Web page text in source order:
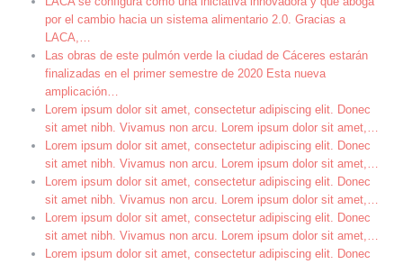
por el cambio hacia un sistema alimentario 2.0. Gracias a
LACA,…
Las obras de este pulmón verde la ciudad de Cáceres estarán
finalizadas en el primer semestre de 2020 Esta nueva
amplicación…
Lorem ipsum dolor sit amet, consectetur adipiscing elit. Donec
sit amet nibh. Vivamus non arcu. Lorem ipsum dolor sit amet,…
Lorem ipsum dolor sit amet, consectetur adipiscing elit. Donec
sit amet nibh. Vivamus non arcu. Lorem ipsum dolor sit amet,…
Lorem ipsum dolor sit amet, consectetur adipiscing elit. Donec
sit amet nibh. Vivamus non arcu. Lorem ipsum dolor sit amet,…
Lorem ipsum dolor sit amet, consectetur adipiscing elit. Donec
sit amet nibh. Vivamus non arcu. Lorem ipsum dolor sit amet,…
Lorem ipsum dolor sit amet, consectetur adipiscing elit. Donec